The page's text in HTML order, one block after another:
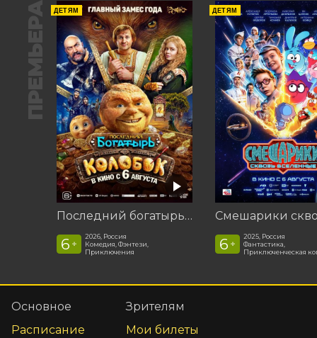
ПРЕМЬЕРА ДЕТЯМ
Последний богатырь. Колобок
6 +
2026, Россия
Комедия, Фэнтези,
Приключения
ДЕТЯМ
6 +
2025, Россия
Фантастика,
Приключенческая
Основное
Расписание
Зрителям
Мои билеты